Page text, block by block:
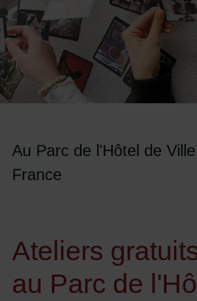
Au Parc de l'Hôtel de
France
Ateliers
au Parc de